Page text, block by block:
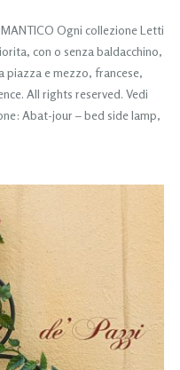
Ogni collezione Letti
con o senza baldacchino,
piazza e mezzo, francese,
All rights reserved. Vedi
Abat-jour – bed side lamp,